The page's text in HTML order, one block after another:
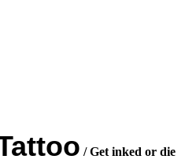
/Get inked or die